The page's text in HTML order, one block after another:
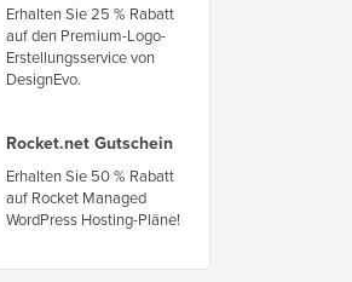
Erhalten Sie 25 % Rabatt
auf den Premium-Logo-
Erstellungsservice von
DesignEvo.
Rocket.net Gutschein
Erhalten Sie 50 % Rabatt
auf Rocket Managed
WordPress Hosting-Pläne!